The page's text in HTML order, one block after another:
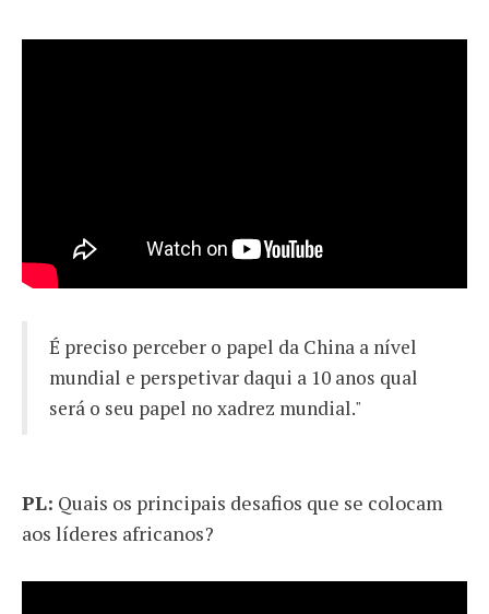
É preciso perceber o papel da China a nível
mundial e perspetivar daqui a 10 anos qual
será o seu papel no xadrez mundial."
PL: Quais os principais desafios que se colocam
aos líderes africanos?